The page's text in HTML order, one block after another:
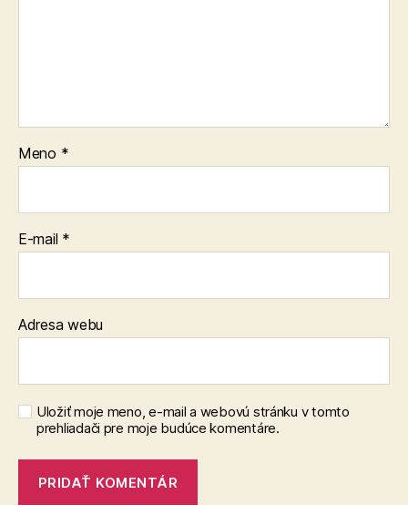
Meno *
E-mail *
Adresa webu
Uložiť moje meno, e-mail a webovú stránku v tomto
prehliadači pre moje budúce komentáre.